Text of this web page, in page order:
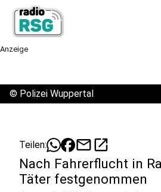
Anzeige
© Polizei Wuppertal
Teilen: mailopen_in_new
Nach Fahrerflucht in
Täter festgenommen